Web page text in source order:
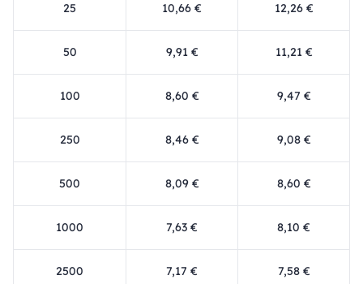
25 10,66 € 12,26 €
50 9,91 € 11,21 €
100 8,60 € 9,47 €
250 8,46 € 9,08 €
500 8,09 € 8,60 €
1000 7,63 € 8,10 €
2500 7,17 € 7,58 €